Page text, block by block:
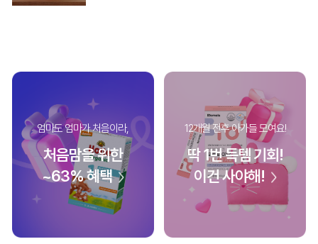
엄마도 엄마가 처음이라,
처음맘을 위한
~63% 혜택
12개월 전후 아가들 모여요!
딱 1번 득템 기회!
이건 사야해!